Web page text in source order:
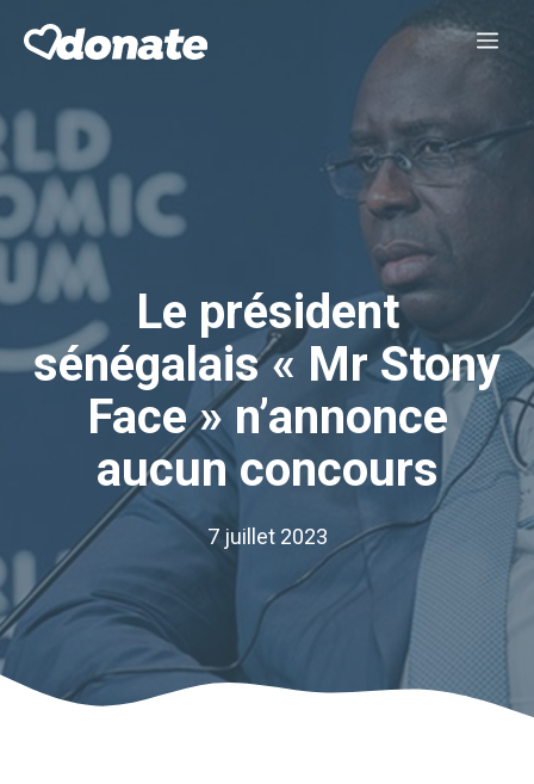
Le président
sénégalais « Mr Stony
Face » n’annonce
aucun concours
7 juillet 2023